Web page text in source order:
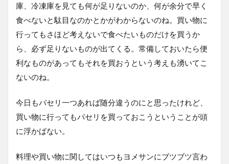
庫、冷凍庫を見ても何が足りないのか、何が余分で早く
食べないと駄目なのかとかがわからないのね。買い物に
行ってもさほど考えないで食べたいものだけを買うか
ら、必ず足りないものが出てくる。常備しておいたら便
利なものがあってもそれを買おうという考えも湧いてこ
ないのね。
今日もパセリ一つあれば随分違うのにと思ったけれど、
買い物に行ってもパセリを買っておこうということが頭
に浮かばない。
料理や買い物に関してはいつもヨメサンにブツブツ言わ